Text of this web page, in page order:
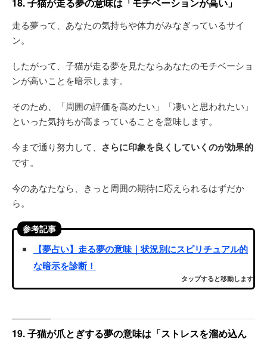
走る夢って、あなたの気持ちや体力がみなぎっているサイ
ン。
したがって、子猫が走る夢を見たならあなたのモチベーショ
ンが高いことを暗示します。
そのため、「周囲の評価を高めたい」「凄いと思われたい」
といった気持ちが高まっていることを意味します。
今まで通り努力して、 さらに印象を良くしていくのが効果的
です。
今のあなたなら、きっと周囲の期待に応えられるはずだか
ら。
参考記事
【夢占い】走る夢の意味｜状況別にスピリチュアル的
な暗示を診断！
タップすると移動します
19. 子猫が爪とぎする夢の意味は「ストレスを溜め込ん